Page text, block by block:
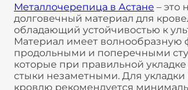
Металлочерепица в Астане – это
долговечный материал для
обладающий устойчивостью к
Материал имеет волнообразную
продольными и поперечными
которые при правильной
стыки незаметными. Для укладки
кровлю рекомендуется